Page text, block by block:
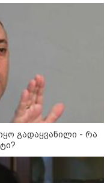
ვინც
მახაშვილი
2026
ომიდან -
მოვლენების
რომელიც
აღარ გვახსოვს
გადაყვანილი - რა